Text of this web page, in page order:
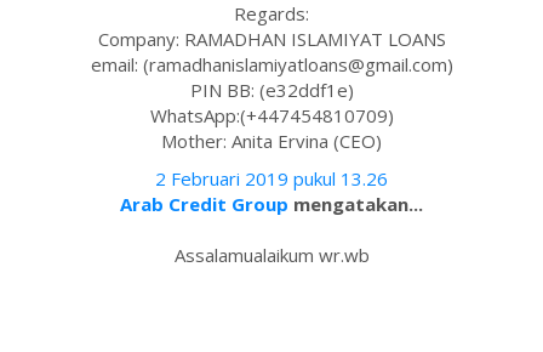
Regards:
Company: RAMADHAN ISLAMIYAT LOANS
email: (ramadhanislamiyatloans@gmail.com)
PIN BB: (e32ddf1e)
WhatsApp:(+447454810709)
Mother: Anita Ervina (CEO)
2 Februari 2019 pukul 13.26
Arab Credit Group mengatakan...
Assalamualaikum wr.wb